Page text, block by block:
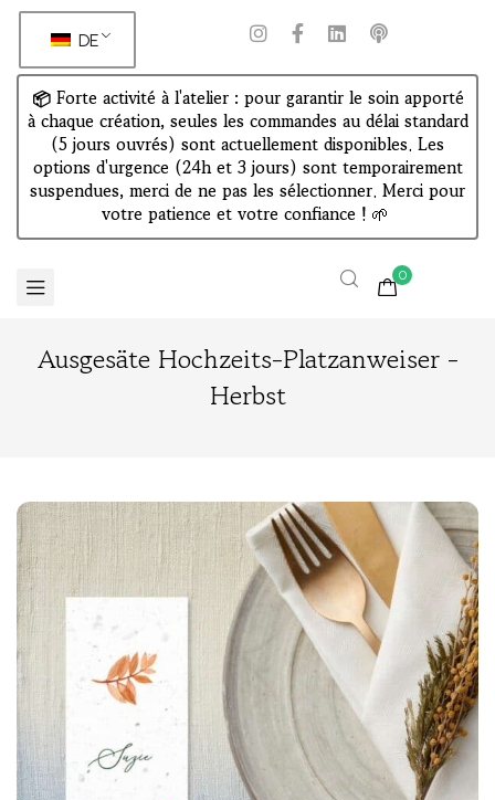
📦 Forte activité à l'atelier : pour garantir le soin apporté
à chaque création, seules les commandes au délai standard
(5 jours ouvrés) sont actuellement disponibles. Les
options d'urgence (24h et 3 jours) sont temporairement
suspendues, merci de ne pas les sélectionner. Merci pour
votre patience et votre confiance ! 🌱
DE
0
Ausgesäte Hochzeits-Platzanweiser -
Herbst